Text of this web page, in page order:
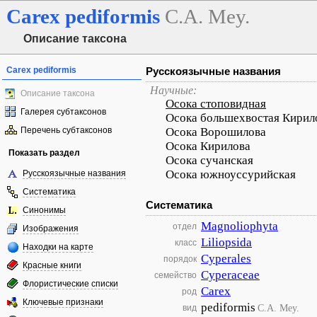
Carex pediformis C.A. Mey.
Описание таксона
Carex pediformis
Описание таксона
Галерея субтаксонов
Перечень субтаксонов
Показать раздел
Русскоязычные названия
Систематика
Синонимы
Изображения
Находки на карте
Красные книги
Флористические списки
Ключевые признаки
Русскоязычные названия
Научные:
Осока стоповидная
Осока большехвостая
Осока Ворошилова
Осока Кирилова
Осока сучанская
Осока южноуссурийская
Систематика
отдел Magnoliophyta
класс Liliopsida
порядок Cyperales
семейство Cyperaceae
род Carex
вид pediformis C.A. Mey.